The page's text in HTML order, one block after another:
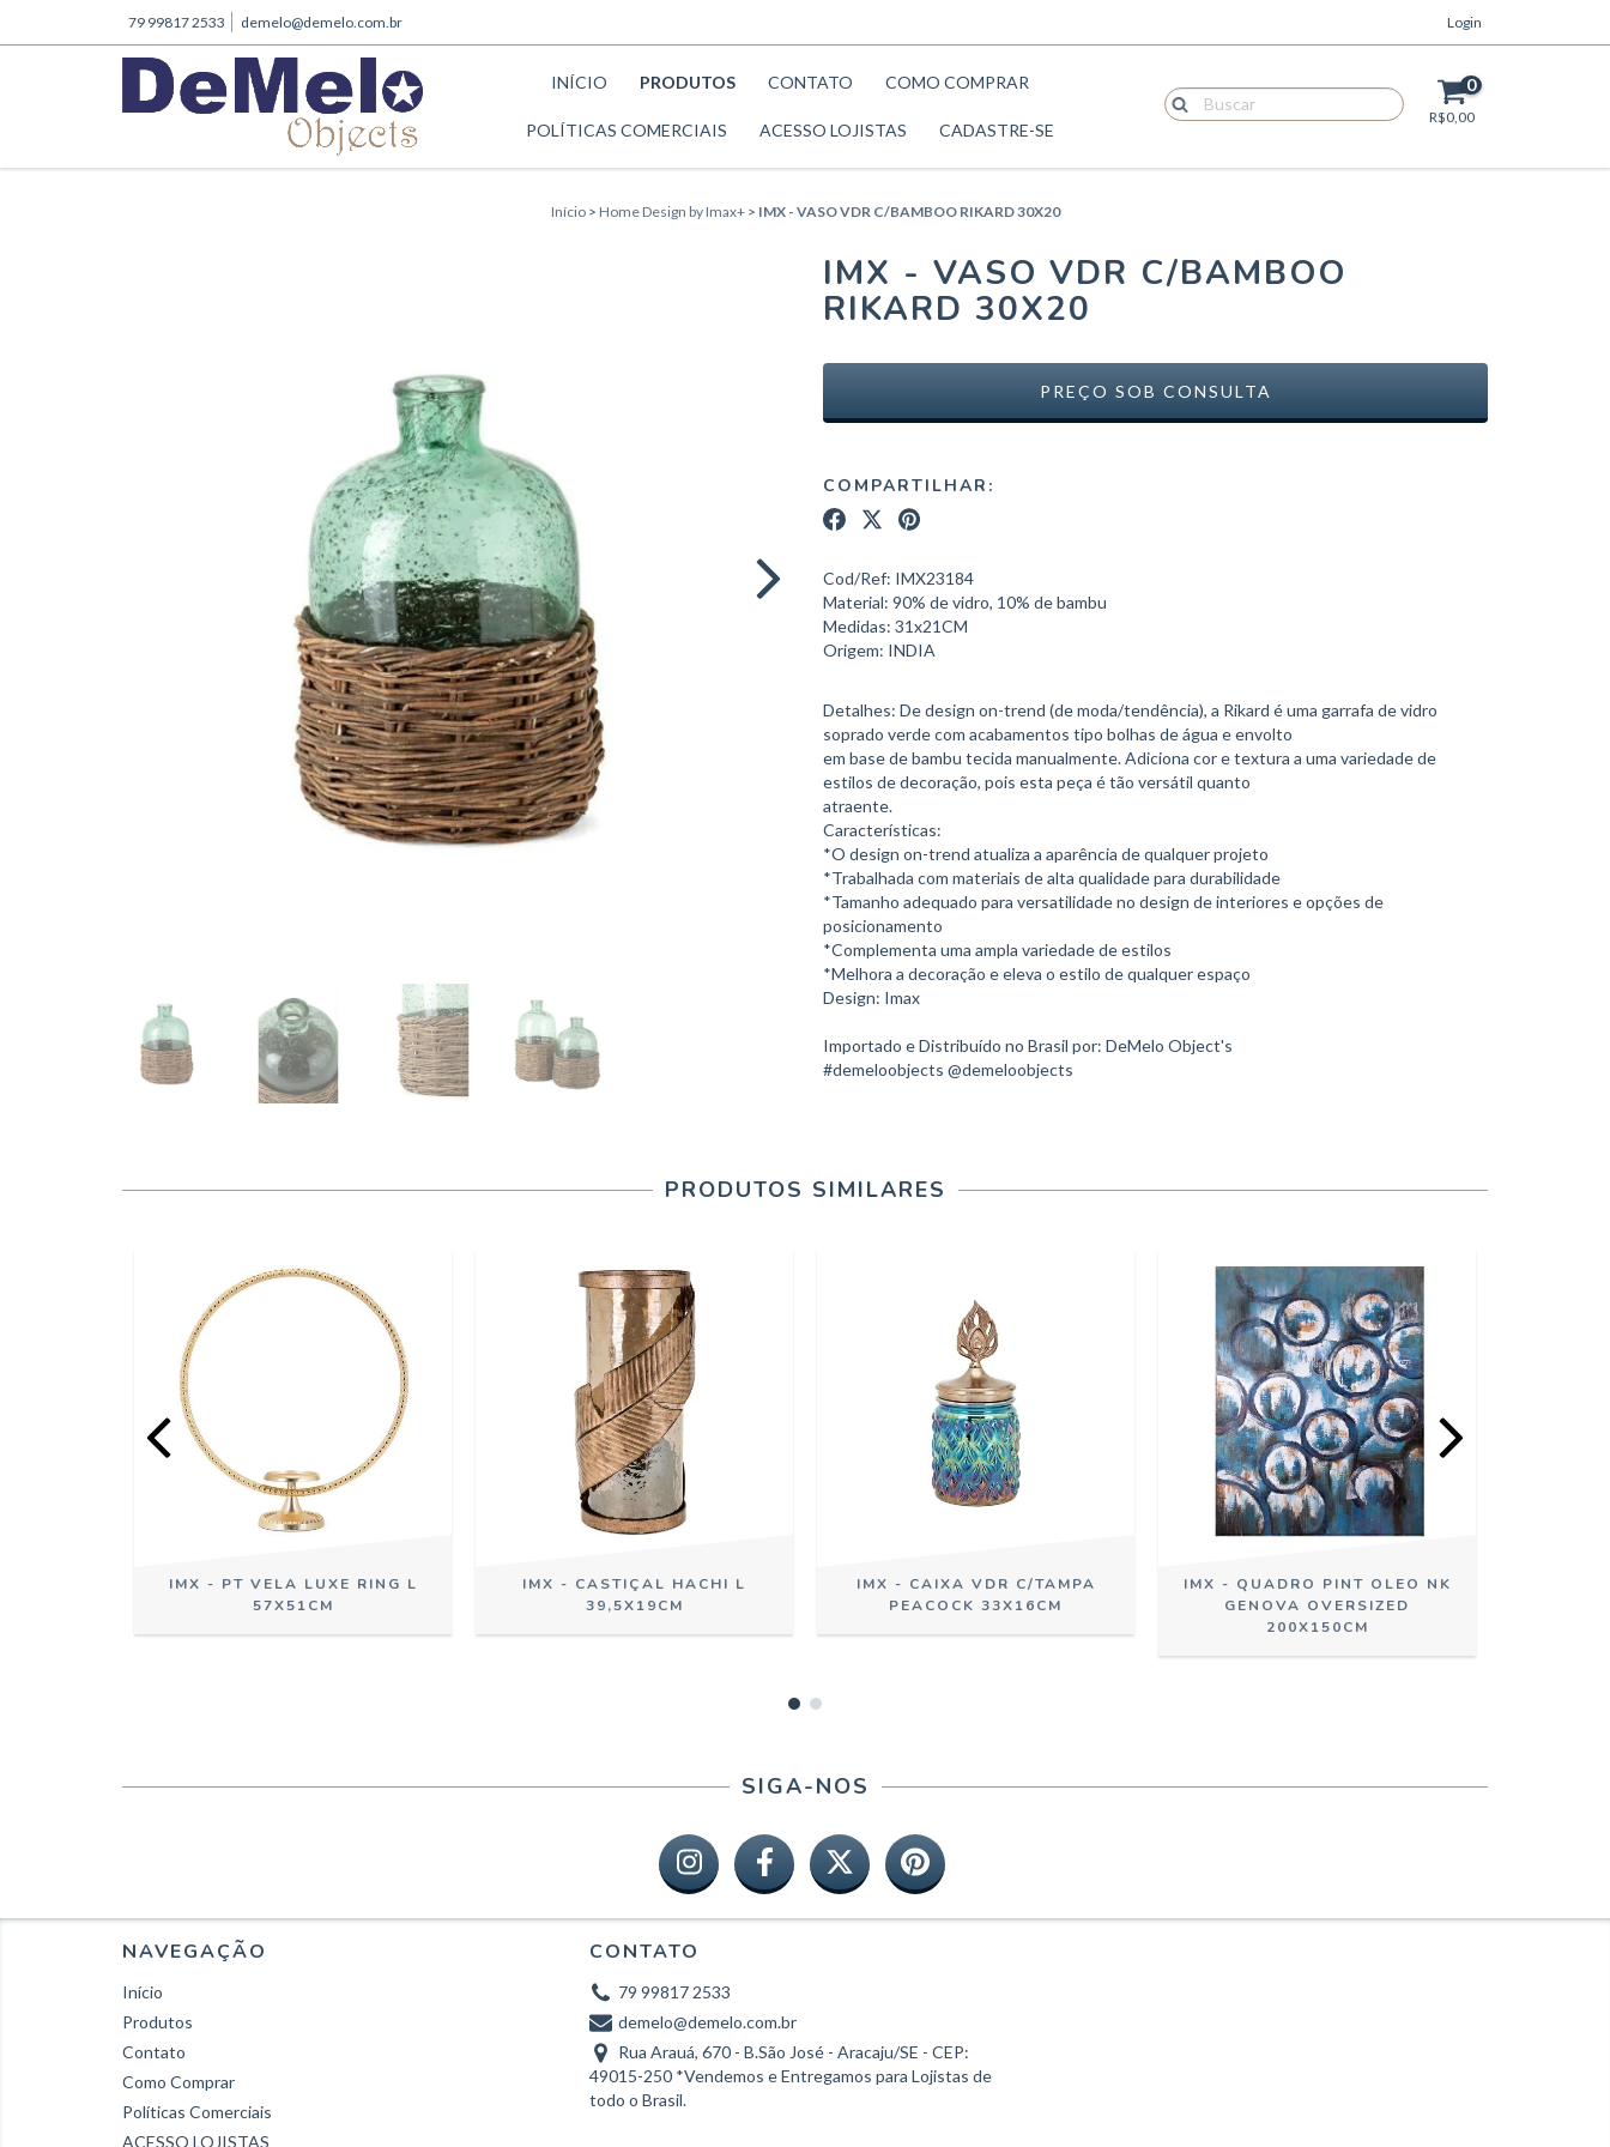
79 99817 2533 demelo@demelo.com.br Login
INÍCIO PRODUTOS CONTATO COMO COMPRAR
POLÍTICAS COMERCIAIS ACESSO LOJISTAS CADASTRE-SE
0
R$0,00
Início > Home Design by Imax+ > IMX - VASO VDR C/BAMBOO RIKARD 30X20
IMX - VASO VDR C/BAMBOO
RIKARD 30X20
COMPARTILHAR:
Cod/Ref: IMX23184
Material: 90% de vidro, 10% de bambu
Medidas: 31x21CM
Origem: INDIA
Detalhes: De design on-trend (de moda/tendência), a Rikard é uma garrafa de vidro
soprado verde com acabamentos tipo bolhas de água e envolto
em base de bambu tecida manualmente. Adiciona cor e textura a uma variedade de
estilos de decoração, pois esta peça é tão versátil quanto
atraente.
Características:
*O design on-trend atualiza a aparência de qualquer projeto
*Trabalhada com materiais de alta qualidade para durabilidade
*Tamanho adequado para versatilidade no design de interiores e opções de
posicionamento
*Complementa uma ampla variedade de estilos
*Melhora a decoração e eleva o estilo de qualquer espaço
Design: Imax
Importado e Distribuído no Brasil por: DeMelo Object's
#demeloobjects @demeloobjects
PRODUTOS SIMILARES
IMX - PT VELA LUXE RING L
57X51CM
IMX - CASTIÇAL HACHI L
39,5X19CM
IMX - CAIXA VDR C/TAMPA
PEACOCK 33X16CM
IMX - QUADRO PINT OLEO NK
GENOVA OVERSIZED
200X150CM
SIGA-NOS
NAVEGAÇÃO
Início
Produtos
Contato
Como Comprar
Políticas Comerciais
ACESSO LOJISTAS
CONTATO
79 99817 2533
demelo@demelo.com.br
Rua Arauá, 670 - B.São José - Aracaju/SE - CEP:
49015-250 *Vendemos e Entregamos para Lojistas de
todo o Brasil.